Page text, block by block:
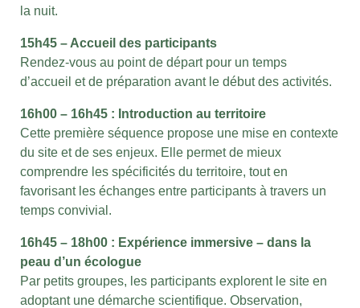
la nuit.
15h45 – Accueil des participants
Rendez-vous au point de départ pour un temps
d’accueil et de préparation avant le début des activités.
16h00 – 16h45 : Introduction au territoire
Cette première séquence propose une mise en contexte
du site et de ses enjeux. Elle permet de mieux
comprendre les spécificités du territoire, tout en
favorisant les échanges entre participants à travers un
temps convivial.
16h45 – 18h00 : Expérience immersive – dans la
peau d’un écologue
Par petits groupes, les participants explorent le site en
adoptant une démarche scientifique. Observation,